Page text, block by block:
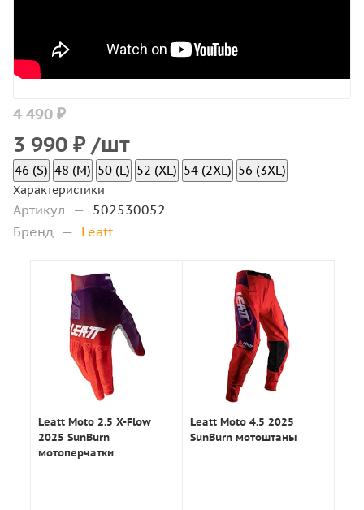
4 490 ₽
3 990 ₽ /шт
46 (S) 48 (M) 50 (L) 52 (XL) 54 (2XL) 56 (3XL)
Характеристики
Артикул — 502530052
Бренд — Leatt
Leatt Moto 2.5 X-Flow
2025 SunBurn
мотоперчатки
Leatt Moto 4.5 2025
SunBurn мотоштаны